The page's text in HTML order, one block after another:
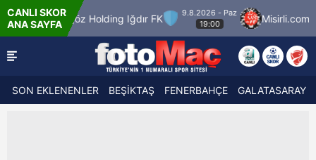
CANLI SKOR
ANA SAYFA
FK
9.8.2026 - Paz
19:00
Misirli.com.tr Karagümrük SMS
SON EKLENENLER BEŞİKTAŞ FENERBAHÇE GALATASARAY